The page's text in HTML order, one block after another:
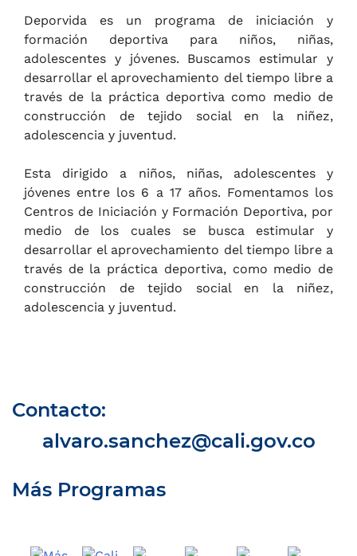
Deporvida es un programa de iniciación y
formación deportiva para niños, niñas,
adolescentes y jóvenes. Buscamos
estimular y
desarrollar el aprovechamiento del tiempo libre a
través de la práctica deportiva como medio de
construcción de tejido social en la niñez,
adolescencia y juventud.
Esta dirigido a niños, niñas, adolescentes y
jóvenes entre los 6 a 17 años. Fomentamos los
Centros de Iniciación y Formación Deportiva, por
medio de los cuales se busca estimular y
desarrollar el aprovechamiento del tiempo libre a
través de la práctica deportiva, como medio de
construcción de tejido social en la niñez,
adolescencia y juventud.
Contacto:
alvaro.sanchez@cali.gov.co
Más Programas